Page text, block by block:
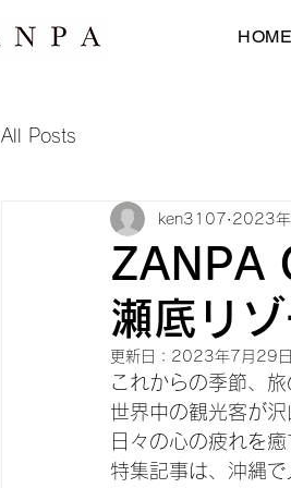
All Posts
ZANPA
瀬底リ
ken3107 2023
更新日： 2023年7月29
これからの季節、
世界中の観光客が
日々の心の疲れを
特集記事は、沖縄